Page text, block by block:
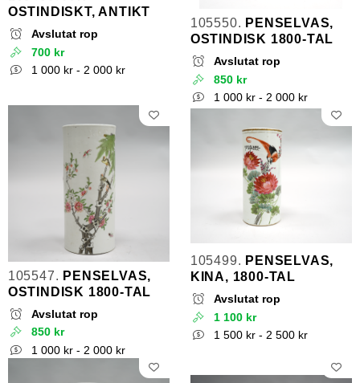
OSTINDISKT, ANTIKT
Avslutat rop
700 kr
1 000 kr - 2 000 kr
105550. PENSELVAS,
OSTINDISK 1800-TAL
Avslutat rop
850 kr
1 000 kr - 2 000 kr
105547. PENSELVAS,
OSTINDISK 1800-TAL
Avslutat rop
850 kr
1 000 kr - 2 000 kr
105499. PENSELVAS,
KINA, 1800-TAL
Avslutat rop
1 100 kr
1 500 kr - 2 500 kr